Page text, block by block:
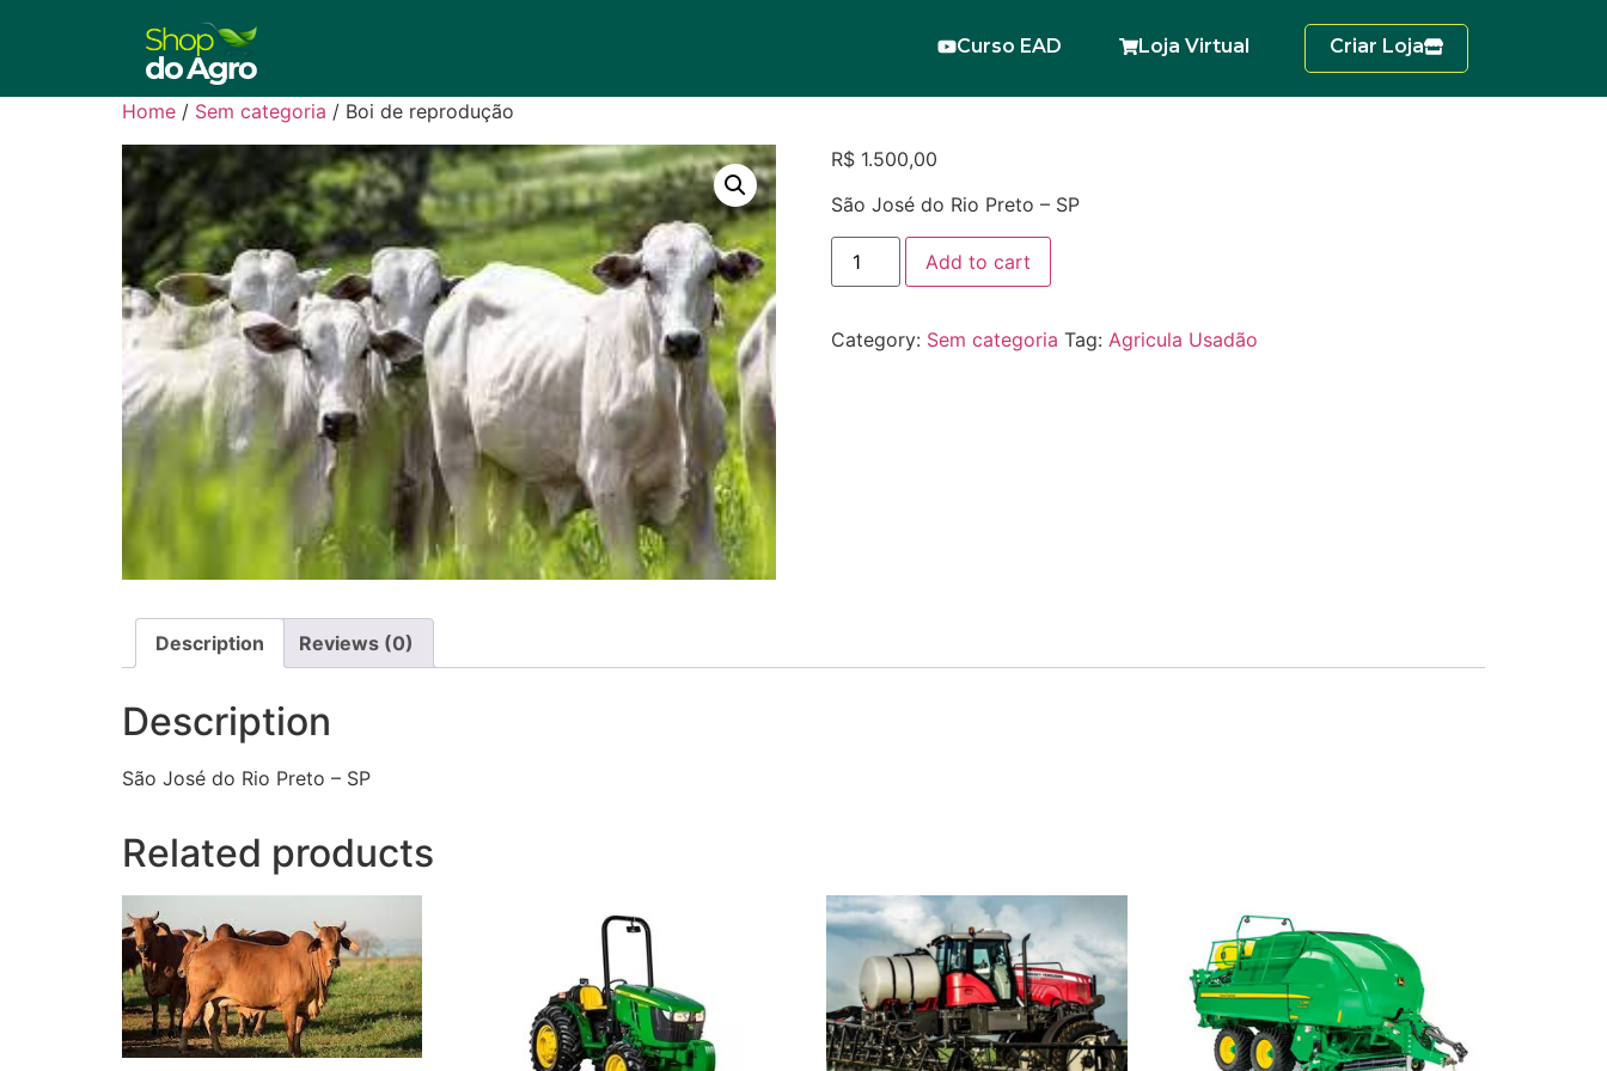
Loja Virtual
Curso EAD Criar Loja
Home / Sem categoria / Boi de reprodução
R$1.500,00
São José do Rio Preto – SP
Add to cart
Category: Sem categoria Tag: Agricula Usadão
Description Reviews (0)
Description
São José do Rio Preto – SP
Related products